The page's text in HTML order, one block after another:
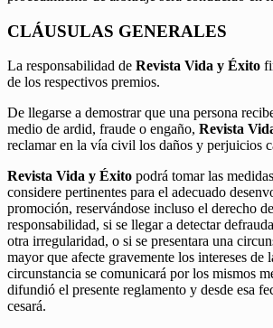
CLÁUSULAS GENERALES
La responsabilidad de Revista Vida y Éxito
de los respectivos premios.
De llegarse a demostrar que una persona
medio de ardid, fraude o engaño, Revista
reclamar en la vía civil los daños y perjuicios
Revista Vida y Éxito podrá tomar las
considere pertinentes para el adecuado
promoción, reservándose incluso el derecho
responsabilidad, si se llegar a detectar
otra irregularidad, o si se presentara una
mayor que afecte gravemente los intereses de
circunstancia se comunicará por los mismos
difundió el presente reglamento y desde esa
cesará.